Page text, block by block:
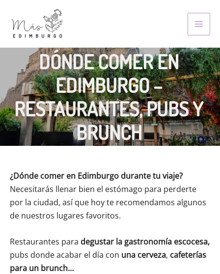
content
DÓNDE COMER EN
EDIMBURGO –
RESTAURANTES, PUBS Y
BRUNCH
¿Dónde comer en Edimburgo durante tu viaje?
Necesitarás llenar bien el estómago para perderte
por la ciudad, así que hoy te recomendamos algunos
de nuestros lugares favoritos.
Restaurantes para degustar la gastronomía escocesa,
pubs donde acabar el día con una cerveza, cafeterías
para un brunch…